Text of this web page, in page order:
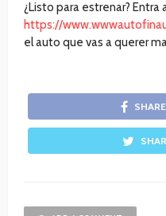
¿Listo para estrenar? Entra
https://
el auto que vas a querer